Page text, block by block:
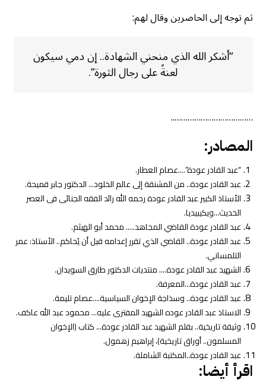
ثم توجه إلى الحاضرين وقال لهم:
“أشكر الله الذي منحني الشهادة.. إن دمي سيكون
لعنةً على رجال الثورة”.
………………………………..
المصادر:
“عبد القادر عودة”….عصام العطار.
عبد القادر عودة.. من المشنقة إلى عالم الخلود… الدكتور جابر قميحة.
الأستاذ الكبير عبد القادر عودة رحمه الله رائد الفقه الجنائى فى العصر
الحديث…ويكيبيديا.
عبد القادر عودة القاضي المجاهد….. محمد أبو الهيثم.
عبد القادر عودة.. القاضي الذي تقرر إعدامه قبل أن يُحاكم.. الأستاذ: عمر
التلمساني.
الشهيد عبد القادر عودة…. منتديات الدكتور طارق السويدان.
عبد القادر عودة…المعرفة.
عبد القادر عودة.. وسذاجة الإخوان السياسية….عصام تليمة.
الاستاذ عبد القادر عوده الشهيد المفترى عليه… محمود عبد الله عاكف.
وثيقة تاريخية.. بقلم الشهيد عبد القادر عودة… كتاب (الإخوان
المسلمون.. أوراق تاريخية)، إبراهيم زهمول.
عبد القادر عودة..المكتبة الشاملة.
اقرأ أيضا: